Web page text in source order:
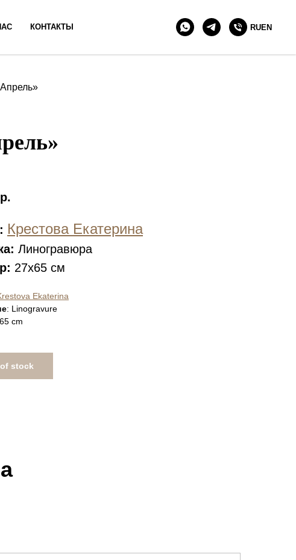
КОНТАКТЫ RUEN
р.
Крестова Екатерина
Линогравюра
27х65 см
Ekaterina
: Linogravure
cm
stock